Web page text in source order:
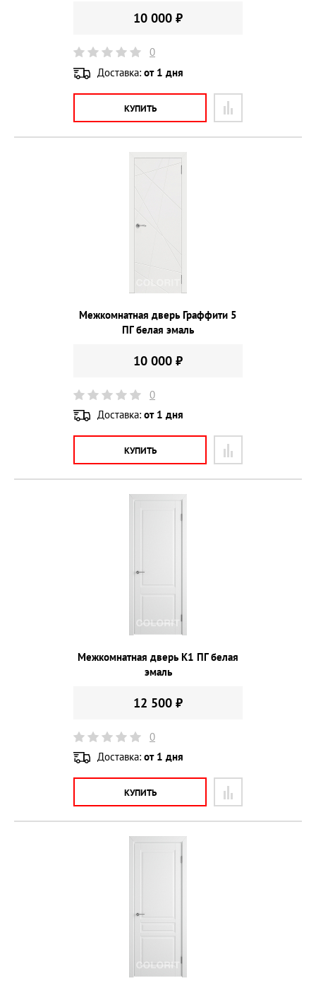
10 000 ₽
0
Доставка: от 1 дня
КУПИТЬ
Межкомнатная дверь Граффити 5
ПГ белая эмаль
10 000 ₽
0
Доставка: от 1 дня
КУПИТЬ
Межкомнатная дверь К1 ПГ белая
эмаль
12 500 ₽
0
Доставка: от 1 дня
КУПИТЬ